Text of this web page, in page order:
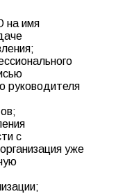
на имя
руководителя
с
уже